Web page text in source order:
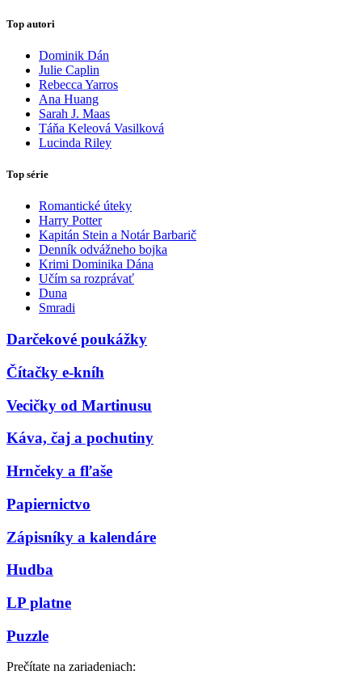
Top autori
Dominik Dán
Julie Caplin
Rebecca Yarros
Ana Huang
Sarah J. Maas
Táňa Keleová Vasilková
Lucinda Riley
Top série
Romantické úteky
Harry Potter
Kapitán Stein a Notár Barbarič
Denník odvážneho bojka
Krimi Dominika Dána
Učím sa rozprávať
Duna
Smradi
Darčekové poukážky
Čítačky e-kníh
Vecičky od Martinusu
Káva, čaj a pochutiny
Hrnčeky a fľaše
Papiernictvo
Zápisníky a kalendáre
Hudba
LP platne
Puzzle
Prečítate na zariadeniach: